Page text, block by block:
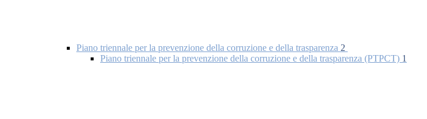
Piano triennale per la prevenzione della corruzione e della trasparenza 2
Piano triennale per la prevenzione della corruzione e della trasparenza (PTPCT) 1